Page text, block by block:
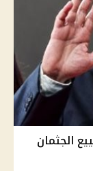
الجثمان